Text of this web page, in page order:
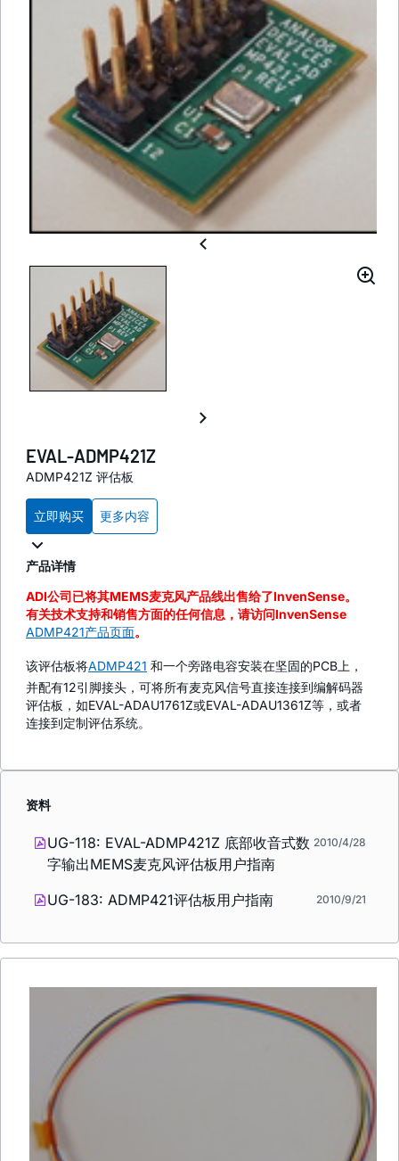
EVAL-ADMP421Z
ADMP421Z 评估板
立即购买 更多内容
产品详情
ADI公司已将其MEMS麦克风产品线出售给了InvenSense。
有关技术支持和销售方面的任何信息，请访问InvenSense
ADMP421产品页面。
该评估板将ADMP421 和一个旁路电容安装在坚固的PCB上，
并配有12引脚接头，可将所有麦克风信号直接连接到编解码器
评估板，如EVAL-ADAU1761Z或EVAL-ADAU1361Z等，或者
连接到定制评估系统。
资料
UG-118: EVAL-ADMP421Z 底部收音式数
字输出MEMS麦克风评估板用户指南
2010/4/28
UG-183: ADMP421评估板用户指南 2010/9/21